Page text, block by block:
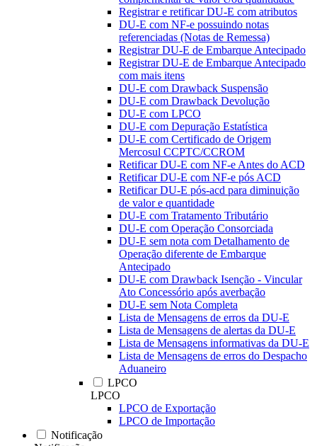
Registrar e retificar DU-E com atributos
DU-E com NF-e possuindo notas
referenciadas (Notas de Remessa)
Registrar DU-E de Embarque Antecipado
Registrar DU-E de Embarque Antecipado
com mais itens
DU-E com Drawback Suspensão
DU-E com Drawback Devolução
DU-E com LPCO
DU-E com Depuração Estatística
DU-E com Certificado de Origem
Mercosul CCPTC/CCROM
Retificar DU-E com NF-e Antes do ACD
Retificar DU-E com NF-e pós ACD
Retificar DU-E pós-acd para diminuição
de valor e quantidade
DU-E com Tratamento Tributário
DU-E com Operação Consorciada
DU-E sem nota com Detalhamento de
Operação diferente de Embarque
Antecipado
DU-E com Drawback Isenção - Vincular
Ato Concessório após averbação
DU-E sem Nota Completa
Lista de Mensagens de erros da DU-E
Lista de Mensagens de alertas da DU-E
Lista de Mensagens informativas da DU-E
Lista de Mensagens de erros do Despacho
Aduaneiro
LPCO
LPCO
LPCO de Exportação
LPCO de Importação
Notificação